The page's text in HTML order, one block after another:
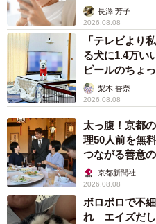
解説】長澤 芳子
2026.08.08
「テレビより
る犬に1.4万い
ピールのちょ
梨木 香奈
2026.08.08
太っ腹！京都
理50人前を無
つながる善意
京都新聞社
2026.08.08
ボロボロで不
れ エイズだし